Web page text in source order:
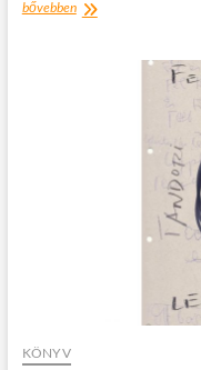
bővebbenÓriásplakát
KÖNYV